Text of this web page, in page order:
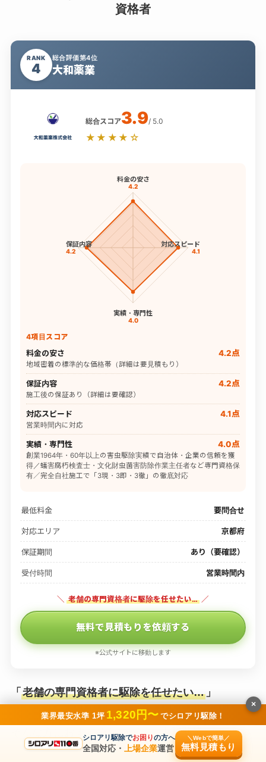
資格者
RANK
4
総合評価第4位
大和薬業
総合スコア3.9/ 5.0
★★★★☆
料金の安さ
4.2
対応スピード
4.1
実績・専門性
4.0
保証内容
4.2
4項目スコア
料金の安さ 4.2点
地域密着の標準的な価格帯（詳細は要見積もり）
保証内容 4.2点
施工後の保証あり（詳細は要確認）
対応スピード 4.1点
営業時間内に対応
実績・専門性 4.0点
創業1964年・60年以上の害虫駆除実績で自治体・企業の信頼を獲
得／蟻害腐朽検査士・文化財虫菌害防除作業主任者など専門資格保
有／完全自社施工で「3現・3即・3徹」の徹底対応
最低料金 要問合せ
対応エリア 京都府
保証期間 あり（要確認）
受付時間 営業時間内
＼ 老舗の専門資格者に駆除を任せたい… ／
無料で見積もりを依頼する
※公式サイトに移動します
「 老舗の専門資格者に駆除を任せたい…」
そんな方におすすめなのが、「大和薬業」です。
業界最安水準 1坪 1,320円〜 でシロアリ駆除！
シロアリ駆除でお困りの方へ
全国対応・ 上場企業運営
＼Webで簡単／
無料見積もり
×